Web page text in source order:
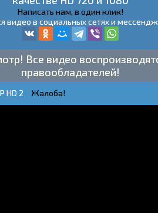
Написать нам, в один клик!
видео в социальных сетях и
Все видео
правообладателей!
HD 2 Жалоба!